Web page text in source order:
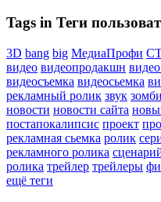
Tags in Теги
3D bang big МедиаПрофи
видео видеопродакшн
видеосъемка видеосьемка
рекламный ролик звук зомби
новости новости сайта
постапокалипсис проект
рекламная сьемка ролик
рекламного ролика
ролика трейлер трейлеры
ещё теги